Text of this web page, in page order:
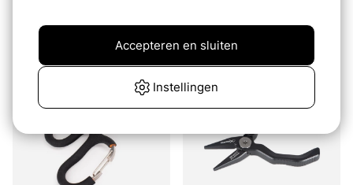
€17.90
Instellingen
Accepteren en sluiten